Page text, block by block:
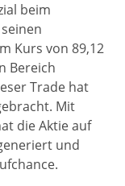
beim
Kurs von 89,12
Bereich
Trade hat
Mit
die Aktie auf
und